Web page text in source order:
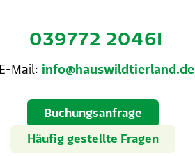
039772 20461
E-Mail: info@hauswildtierland.de
Buchungsanfrage
Häufig gestellte Fragen